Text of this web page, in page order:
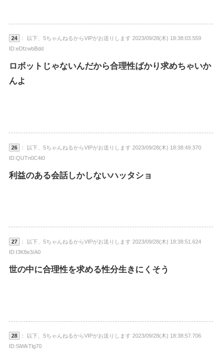
24
： 以下、5ちゃんねるからVIPがお送りします 2023/09/28(木) 18:38:03.559
ID:eDfzwbBdd
ロボットじゃないんだから合理性ばかり求めちゃいか
んよ
26
： 以下、5ちゃんねるからVIPがお送りします 2023/09/28(木) 18:38:49.370
ID:QUTn0C4t0
利益のある会話しかしないハッタショ
27
： 以下、5ちゃんねるからVIPがお送りします 2023/09/28(木) 18:38:51.624
ID:I3K8e3/A0
世の中に合理性を求める性分生きにくそう
28
： 以下、5ちゃんねるからVIPがお送りします 2023/09/28(木) 18:38:57.706
ID:SiWkTlg70